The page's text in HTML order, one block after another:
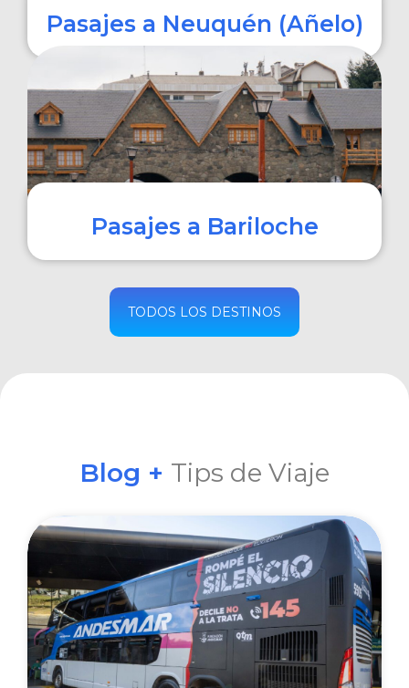
Pasajes a Neuquén (Añelo)
COMPRAR
Pasajes a Bariloche
COMPRAR
TODOS LOS DESTINOS
Blog + Tips de Viaje